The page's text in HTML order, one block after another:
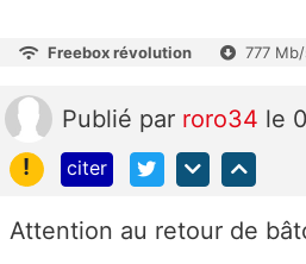
Freebox révolution 777
Publié par roro34 le
!
citer
Attention au retour de